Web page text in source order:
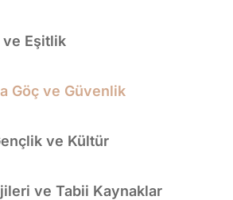
ve Eşitlik
Göç ve Güvenlik
ve Kültür
ve Tabii Kaynaklar